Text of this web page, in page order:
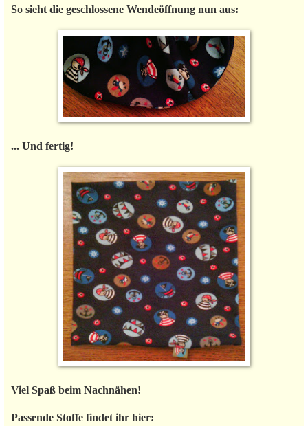
So sieht die geschlossene Wendeöffnung nun aus:
... Und fertig!
Viel Spaß beim Nachnähen!
Passende Stoffe findet ihr hier: